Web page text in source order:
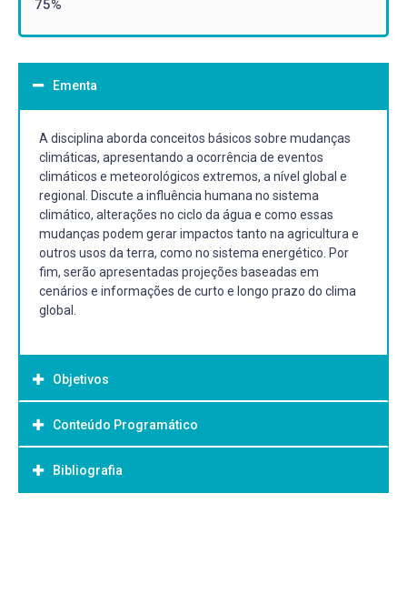
75%
Ementa
A disciplina aborda conceitos básicos sobre mudanças
climáticas, apresentando a ocorrência de eventos
climáticos e meteorológicos extremos, a nível global e
regional. Discute a influência humana no sistema
climático, alterações no ciclo da água e como essas
mudanças podem gerar impactos tanto na agricultura e
outros usos da terra, como no sistema energético. Por
fim, serão apresentadas projeções baseadas em
cenários e informações de curto e longo prazo do clima
global.
Objetivos
Objetivo Geral:
Conteúdo Programático
I. Conceitualização sobre mudanças climáticas
Bibliografia